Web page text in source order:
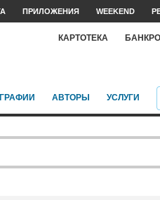
ПРИЛОЖЕНИЯ WEEKEND
КАРТОТЕКА
АВТОРЫ УСЛУГИ